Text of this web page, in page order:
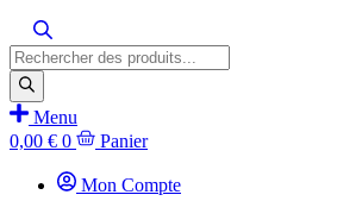
Recherche
de
produits
Menu
0,00 € 0 Panier
Mon Compte